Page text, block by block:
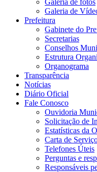
Galeria de fotos
Galeria de
Prefeitura
Gabinete do
Secretarias
Conselhos
Estrutura
Organograma
Transparência
Notícias
Diário Oficial
Fale Conosco
Ouvidoria
Solicitação de
Estatísticas da
Carta de
Telefones Úteis
Perguntas e
Responsáveis